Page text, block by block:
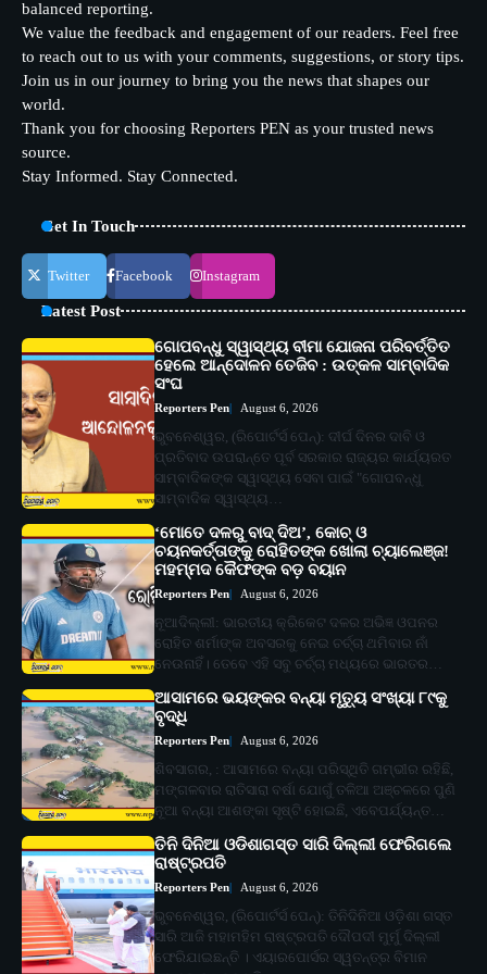
balanced reporting.
We value the feedback and engagement of our readers. Feel free
to reach out to us with your comments, suggestions, or story tips.
Join us in our journey to bring you the news that shapes our
world.
Thank you for choosing Reporters PEN as your trusted news
source.
Stay Informed. Stay Connected.
Get In Touch
Twitter Facebook Instagram
Latest Post
ଗୋପବନ୍ଧୁ ସ୍ୱାସ୍ଥ୍ୟ ବୀମା ଯୋଜନା ପରିବର୍ତ୍ତିତ
ହେଲେ ଆନ୍ଦୋଳନ ତେଜିବ : ଉତ୍କଳ ସାମ୍ବାଦିକ
ସଂଘ
Reporters Pen August 6, 2026
ଭୁବନେଶ୍ୱର, (ରିପୋର୍ଟର୍ସ ପେନ୍‌): ଦୀର୍ଘ ଦିନର ଦାବି ଓ
ପ୍ରତିବାଦ ଉପରାନ୍ତେ ପୂର୍ବ ସରକାର ରାଜ୍ୟର କାର୍ଯ୍ୟରତ
ସାମ୍ବାଦିକଙ୍କ ସ୍ୱାସ୍ଥ୍ୟ ସେବା ପାଇଁ "ଗୋପବନ୍ଧୁ
ସାମ୍ବାଦିକ ସ୍ୱାସ୍ଥ୍ୟ…
‘ମୋତେ ଦଳରୁ ବାଦ୍ ଦିଅ’, କୋଚ୍ ଓ
ଚୟନକର୍ତ୍ତାଙ୍କୁ ରୋହିତଙ୍କ ଖୋଲା ଚ୍ୟାଲେଞ୍ଜ!
ମହମ୍ମଦ କୈଫଙ୍କ ବଡ଼ ବୟାନ
Reporters Pen August 6, 2026
ନୂଆଦିଲ୍ଲୀ: ଭାରତୀୟ କ୍ରିକେଟ ଦଳର ଅଭିଜ୍ଞ ଓପନର
ରୋହିତ ଶର୍ମାଙ୍କ ଅବସରକୁ ନେଇ ଚର୍ଚ୍ଚା ଥମିବାର ନାଁ
ନେଉନାହିଁ। ତେବେ ଏହି ସବୁ ଚର୍ଚ୍ଚା ମଧ୍ୟରେ ଭାରତର…
ଆସାମରେ ଭୟଙ୍କର ବନ୍ୟା ମୃତ୍ୟୁ ସଂଖ୍ୟା ୮୯କୁ
ବୃଦ୍ଧି
Reporters Pen August 6, 2026
ଶିବସାଗର, : ଆସାମରେ ବନ୍ୟା ପରିସ୍ଥିତି ଗମ୍ଭୀର ରହିଛି,
ମଙ୍ଗଳବାର ରାତିସାରା ବର୍ଷା ଯୋଗୁଁ ତଳିଆ ଅଞ୍ଚଳରେ ପୁଣି
ନୂଆ ବନ୍ୟା ଆଶଙ୍କା ସୃଷ୍ଟି ହୋଇଛି, ଏବେପର୍ଯ୍ୟନ୍ତ…
ତିନି ଦିନିଆ ଓଡିଶାଗସ୍ତ ସାରି ଦିଲ୍ଲୀ ଫେରିଗଲେ
ରାଷ୍ଟ୍ରପତି
Reporters Pen August 6, 2026
ଭୁବନେଶ୍ୱର, (ରିପୋର୍ଟର୍ସ ପେନ୍‌): ତିନିଦିନିଆ ଓଡ଼ିଶା ଗସ୍ତ
ସାରି ଆଜି ମହାମହିମ ରାଷ୍ଟ୍ରପତି ଦୌପଦୀ ମୁର୍ମୁ ଦିଲ୍ଲୀ
ଫେରିଯାଇଛନ୍ତି । ଏୟାରପୋର୍ସର ସ୍ୱତନ୍ତ୍ର ବିମାନ